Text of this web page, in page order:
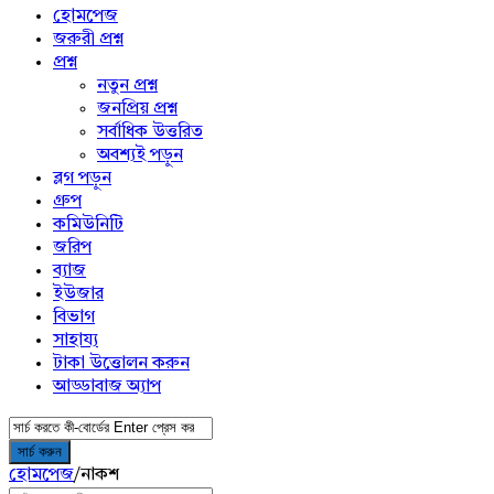
menu
হোমপেজ
জরুরী প্রশ্ন
প্রশ্ন
নতুন প্রশ্ন
জনপ্রিয় প্রশ্ন
সর্বাধিক উত্তরিত
অবশ্যই পড়ুন
ব্লগ পড়ুন
গ্রুপ
কমিউনিটি
জরিপ
ব্যাজ
ইউজার
বিভাগ
সাহায্য
টাকা উত্তোলন করুন
আড্ডাবাজ অ্যাপ
হোমপেজ/নাকশ